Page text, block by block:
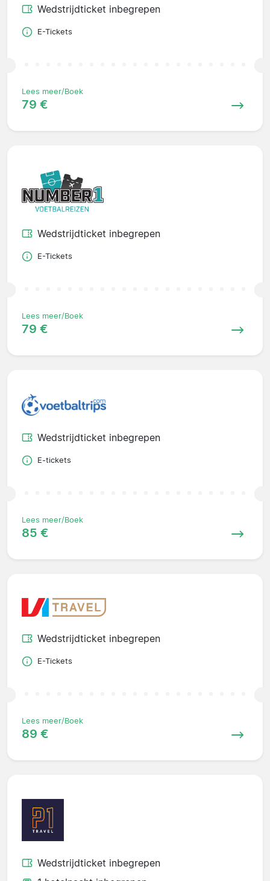
Wedstrijdticket inbegrepen
E-Tickets
Lees meer/Boek
79 €
Wedstrijdticket inbegrepen
E-Tickets
Lees meer/Boek
79 €
Wedstrijdticket inbegrepen
E-tickets
Lees meer/Boek
85 €
Wedstrijdticket inbegrepen
E-Tickets
Lees meer/Boek
89 €
Wedstrijdticket inbegrepen